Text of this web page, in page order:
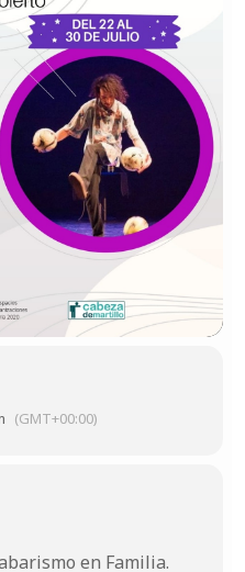
(GMT+00:00)
en Familia.